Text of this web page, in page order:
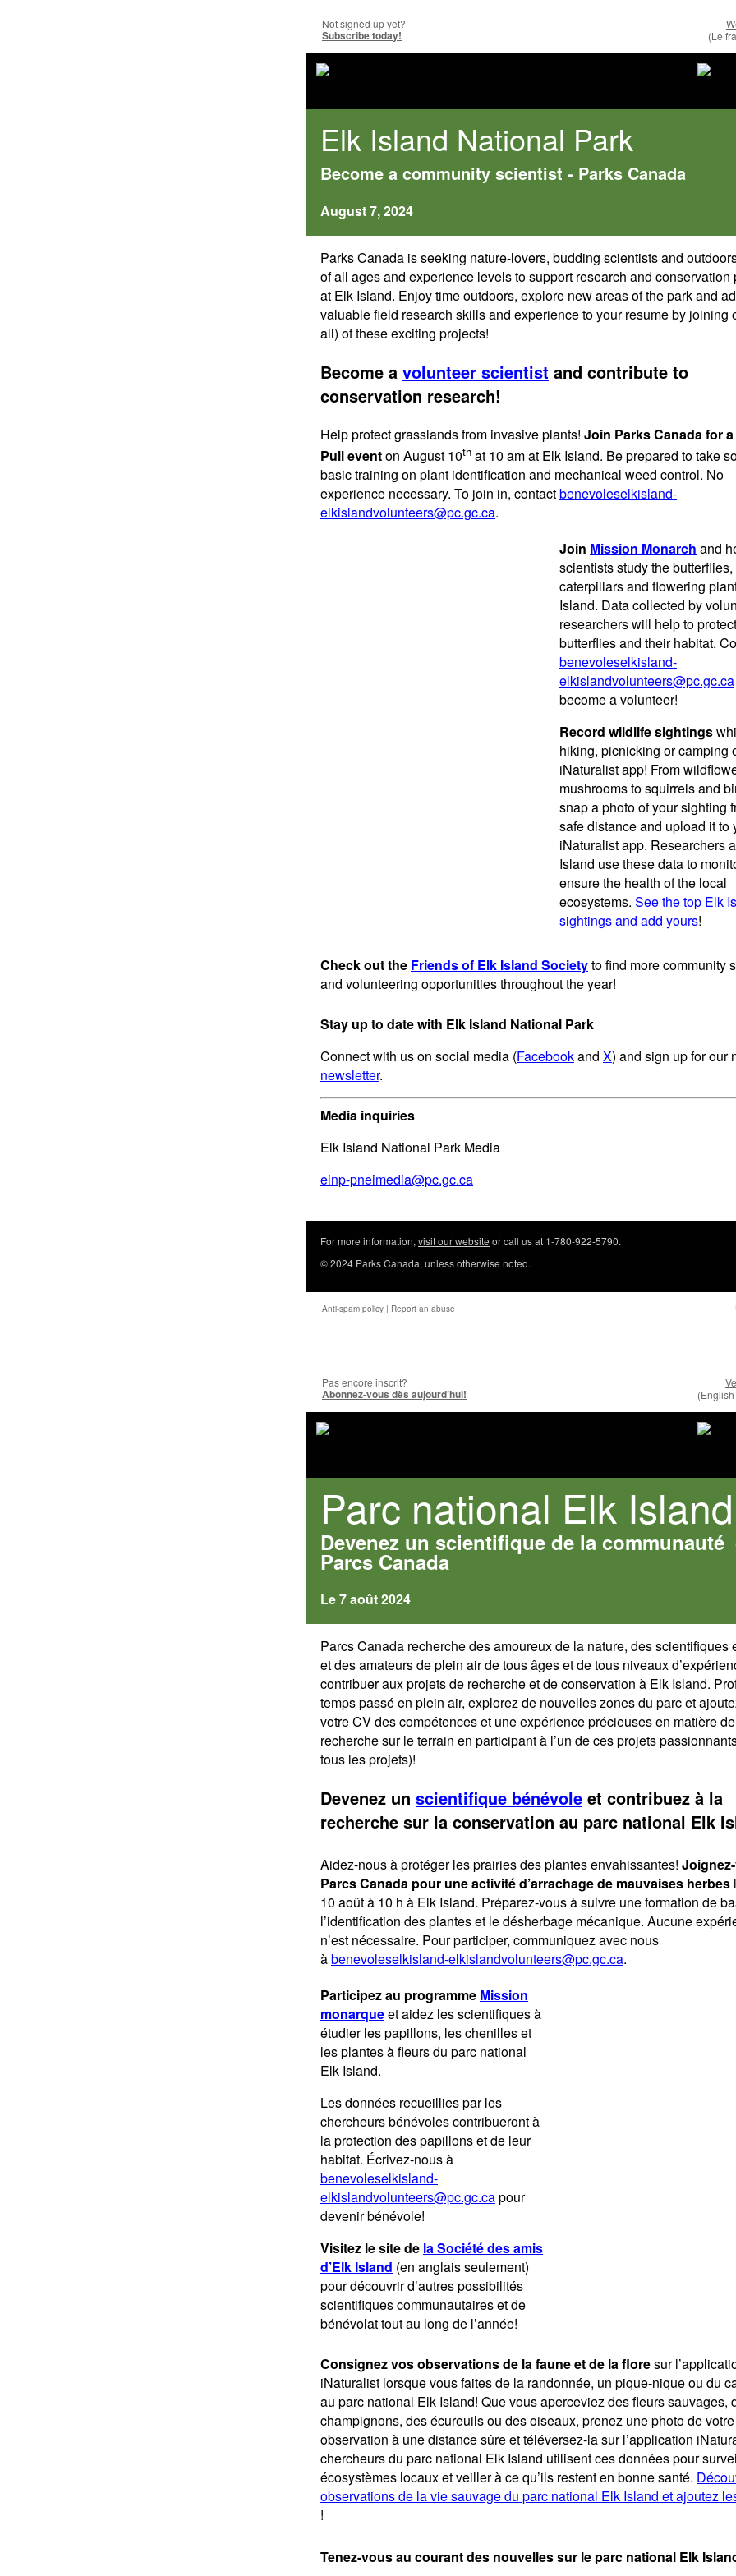
Not signed up yet?
Subscribe today!
(Le
Elk Island National Park
Become a community scientist - Parks Canada
August 7, 2024
Parks Canada is seeking nature-lovers, budding scientists and
of all ages and experience levels to support research and conservation
at Elk Island. Enjoy time outdoors, explore new areas of the park and
valuable field research skills and experience to your resume by joining
all) of these exciting projects!
Become a volunteer scientist and contribute to
conservation research!
Help protect grasslands from invasive plants! Join Parks Canada for a
Pull eventon August 10th at 10 am at Elk Island. Be prepared to take
basic training on plant identification and mechanical weed control. No
experience necessary. To join in, contactbenevoleselkisland-
elkislandvolunteers@pc.gc.ca.
Join Mission Monarch and
scientists study the butterflies,
caterpillars and flowering
Island. Data collected by
researchers will help to protect
butterflies and their habitat.
benevoleselkisland-
elkislandvolunteers@pc.gc.ca
become a volunteer!
Record wildlife sightings
hiking, picnicking or camping
iNaturalist app! From
mushrooms to squirrels and
snap a photo of your sighting
safe distance and upload it to
iNaturalist app. Researchers
Island use these data to
ensure the health of the local
ecosystems. See the top Elk
sightings and add yours!
Check out the Friends of Elk Island Societyto find more community
and volunteering opportunities throughout the year!
Stay up to date with Elk Island National Park
Connect with us on social media (Facebookand X) and sign up for our
newsletter.
Media inquiries
Elk Island National Park Media
einp-pneimedia@pc.gc.ca
For more information, visit our website or call us at 1-780-922-5790.
© 2024 Parks Canada, unless otherwise noted.
Anti‑spam policy | Report an abuse
Pas encore inscrit?
Abonnez-vous dès aujourd’hui!
Parc national Elk Island
Devenez un scientifique de la communauté
Parcs Canada
Le 7 août 2024
Parcs Canada recherche des amoureux de la nature, des scientifiques
et des amateurs de plein air de tous âges et de tous niveaux
contribuer aux projets de recherche et de conservation à Elk Island.
temps passé en plein air, explorez de nouvelles zones du parc et
votre CV des compétences et une expérience précieuses en matière de
recherche sur le terrain en participant à l’un de ces projets
tous les projets)!
Devenez un scientifique bénévole et contribuez à la
recherche sur la conservation au parc national Elk
Aidez-nous à protéger les prairies des plantes envahissantes!
Parcs Canada pour une activité d’arrachage de mauvaises herbes
10 août à 10 h à Elk Island. Préparez‑vous à suivre une formation de
l’identification des plantes et le désherbage mécanique. Aucune
n’est nécessaire. Pour participer, communiquez avec nous
àbenevoleselkisland-elkislandvolunteers@pc.gc.ca.
Participez au programme Mission
monarqueet aidez les scientifiques à
étudier les papillons, les chenilles et
les plantes à fleurs du parc national
Elk Island.
Les données recueillies par les
chercheurs bénévoles contribueront à
la protection des papillons et de leur
habitat. Écrivez-nous à
benevoleselkisland-
elkislandvolunteers@pc.gc.capour
devenir bénévole!
Visitez le site de laSociété des amis
d’Elk Island (en anglais seulement)
pour découvrir d’autres possibilités
scientifiques communautaires et de
bénévolat tout au long de l’année!
Consignez vos observations de la faune et de la floresur
iNaturalist lorsque vous faites de la randonnée, un pique-nique ou du
au parc national Elk Island! Que vous aperceviez des fleurs sauvages,
champignons, des écureuils ou des oiseaux, prenez une photo de votre
observation à une distance sûre et téléversez-la sur l’application
chercheurs du parc national Elk Island utilisent ces données pour
écosystèmes locaux et veiller à ce qu’ils restent en bonne santé.
observations de la vie sauvage du parc national Elk Island et ajoutez
!
Tenez-vous au courant des nouvelles sur le parc national Elk